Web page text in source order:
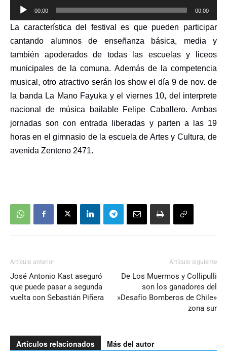
Reproductor
de
audio
00:00 00:00
La característica del festival es que pueden participar
cantando alumnos de enseñanza básica, media y
también apoderados de todas las escuelas y liceos
municipales de la comuna. Además de la competencia
musical, otro atractivo serán los show el día 9 de nov. de
la banda La Mano Fayuka y el viernes 10, del interprete
nacional de música bailable Felipe Caballero. Ambas
jornadas son con entrada liberadas y parten a las 19
horas en el gimnasio de la escuela de Artes y Cultura, de
avenida Zenteno 2471.
Artículo anterior
José Antonio Kast aseguró
que puede pasar a segunda
vuelta con Sebastián Piñera
Artículo siguiente
De Los Muermos y Collipulli
son los ganadores del
»Desafío Bomberos de Chile»
zona sur
Artículos relacionados Más del autor